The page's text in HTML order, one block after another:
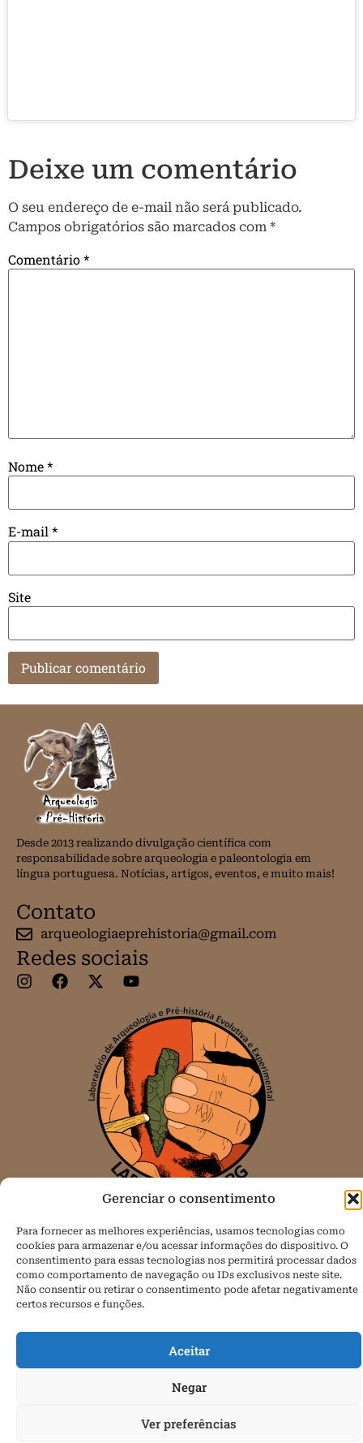
Gerenciar o consentimento
Para fornecer as melhores experiências, usamos tecnologias como
cookies para armazenar e/ou acessar informações do dispositivo. O
consentimento para essas tecnologias nos permitirá processar dados
como comportamento de navegação ou IDs exclusivos neste site.
Não consentir ou retirar o consentimento pode afetar negativamente
certos recursos e funções.
Aceitar
Negar
Ver preferências
Deixe um comentário
O seu endereço de e-mail não será publicado.
Campos obrigatórios são marcados com *
Comentário*
Nome*
E-mail*
Site
Desde 2013 realizando divulgação científica com
responsabilidade sobre arqueologia e paleontologia em
língua portuguesa. Notícias, artigos, eventos, e muito mais!
Contato
arqueologiaeprehistoria@gmail.com
Redes sociais
Todos os direitos reservados.
Política de Cookies (BR)